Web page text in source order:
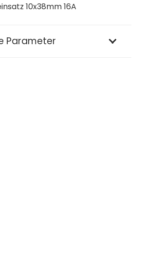
10x38mm 16A
Parameter